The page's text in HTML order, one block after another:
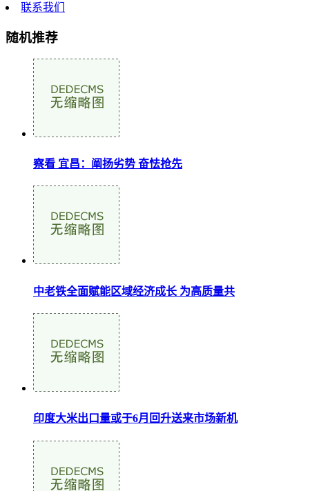
联系我们
随机推荐
察看 宜昌：阐扬劣势 奋怯抢先
中老铁全面赋能区域经济成长 为高质量共
印度大米出口量或于6月回升送来市场新机